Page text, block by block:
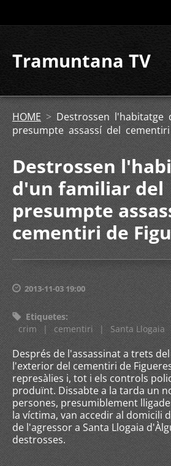
Tramuntana TV
HOME > Destrossen l'habitatge
presumpte assassí del
Destrossen
d'un familiar del
presumpte
cementiri de
2013-11-03 19:00
Etiquetes:
crim
| cementiri | Santa Llogaia
Després de l'assassinat a trets
l'exterior del cementiri de
represàlies i, tot i els controls
produïnt. Dissabte a la tarda un
persones, presumiblement
la víctima, van accedir al domicili
de l'agressor a Santa Llogaia
destrosses.